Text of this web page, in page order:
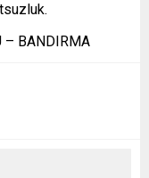
– BANDIRMA